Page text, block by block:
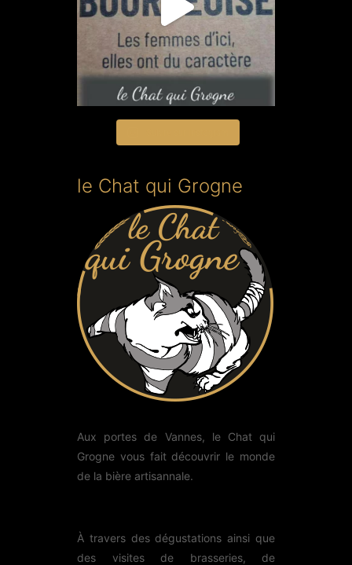
le Chat qui Grogne
Aux portes de Vannes, le Chat qui
Grogne vous fait découvrir le monde
de la bière artisannale.
À travers des dégustations ainsi que
des visites de brasseries, de